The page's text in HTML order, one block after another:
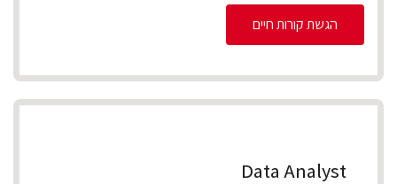
הגשת קורות חיים
Data Analyst